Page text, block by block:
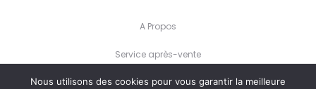
A Propos
Service après-vente
Conditions générales
Nous utilisons des cookies pour vous garantir la meilleure